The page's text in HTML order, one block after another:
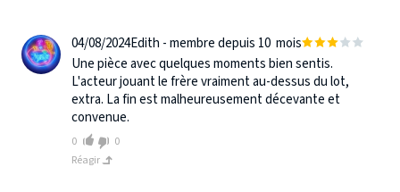
04/08/2024Edith - membre depuis 10 mois
Une pièce avec quelques moments bien sentis.
L'acteur jouant le frère vraiment au-dessus du lot,
extra. La fin est malheureusement décevante et
convenue.
0
0
Réagir